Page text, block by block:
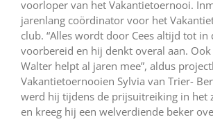
voorloper van het Vakantietoernooi.
jarenlang coördinator voor het
club. “Alles wordt door Cees altijd tot in
voorbereid en hij denkt overal aan.
Walter helpt al jaren mee”, aldus
Vakantietoernooien Sylvia van Trier-
werd hij tijdens de prijsuitreiking in het
en kreeg hij een welverdiende beker